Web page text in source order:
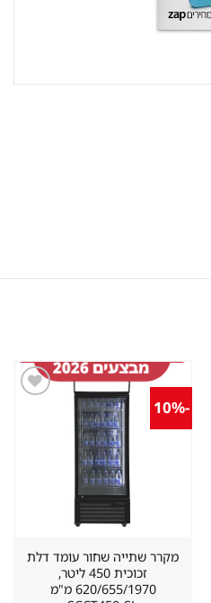
מקרר שתייה שחור עומד דלת
זכוכית 450 ליטר,
620/655/1970 מ"מ